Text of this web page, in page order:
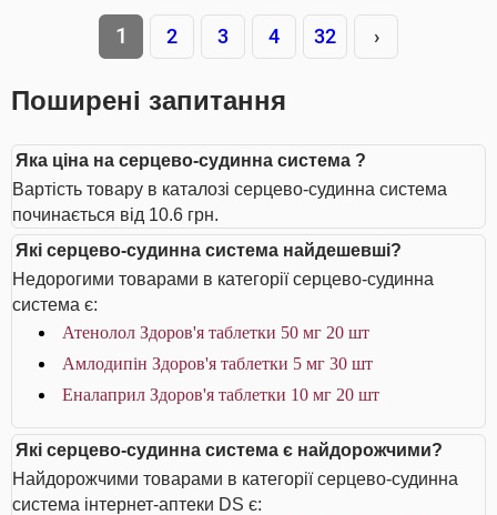
1 2 3 4 32 ›
Поширені запитання
Яка ціна на серцево-судинна система ?
Вартість товару в каталозі серцево-судинна система
починається від 10.6 грн.
Які серцево-судинна система найдешевші?
Недорогими товарами в категорії серцево-судинна
система є:
Атенолол Здоров'я таблетки 50 мг 20 шт
Амлодипін Здоров'я таблетки 5 мг 30 шт
Еналаприл Здоров'я таблетки 10 мг 20 шт
Які серцево-судинна система є найдорожчими?
Найдорожчими товарами в категорії серцево-судинна
система інтернет-аптеки DS є: